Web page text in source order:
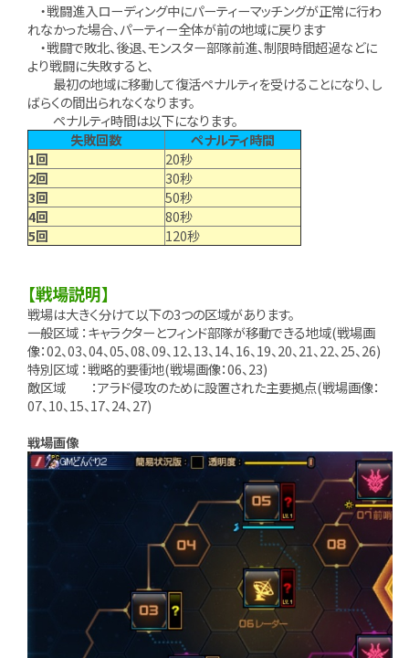
・戦闘進入ローディング中にパーティーマッチングが正常に行わ
れなかった場合、パーティー全体が前の地域に戻ります
・戦闘で敗北、後退、モンスター部隊前進、制限時間超過などに
より戦闘に失敗すると、
最初の地域に移動して復活ペナルティを受けることになり、し
ばらくの間出られなくなります。
ペナルティ時間は以下になります。
失敗回数
ペナルティ時間
1回
20秒
2回
30秒
3回
50秒
4回
80秒
5回
120秒
【戦場説明】
戦場は大きく分けて以下の3つの区域があります。
一般区域 ：キャラクターとフィンド部隊が移動できる地域(戦場画
像：02、03、04、05、08、09、12、13、14、16、19、20、21、22、25、26)
特別区域 ：戦略的要衝地(戦場画像：06、23)
敵区域 ：アラド侵攻のために設置された主要拠点(戦場画像：
07、10、15、17、24、27)
戦場画像